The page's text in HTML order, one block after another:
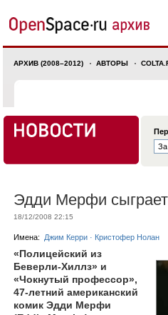
АРХИВ (2008–2012) АВТОРЫ
Эдди Мерфи
18/12/2008 22:15
Имена: Джим Керри · Кристофер Нолан
«Полицейский из
Беверли-Хиллз» и
«Чокнутый профессор»,
47-летний американский
комик Эдди Мерфи